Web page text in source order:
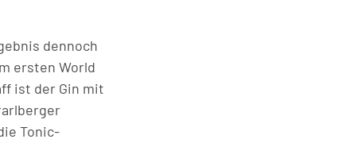
dennoch
ersten World
ist der Gin mit
Tonic-